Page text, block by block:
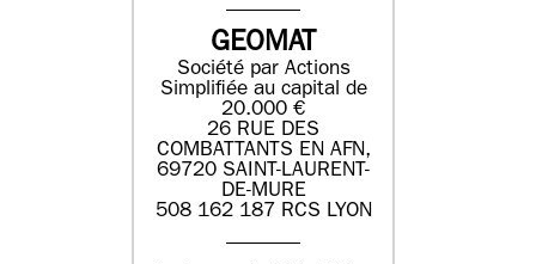
GEOMAT
Société par Actions
Simplifiée au capital de
20.000 €
26 RUE DES
COMBATTANTS EN AFN,
69720 SAINT-LAURENT-
DE-MURE
508 162 187 RCS LYON